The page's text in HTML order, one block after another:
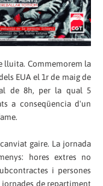
lluita. Commemorem la
EUA el1rde maig de
de 8h, per la qual 5
a conseqüencia d'un
gaire. La jornada
: hores extres no
i persones
de repartiment